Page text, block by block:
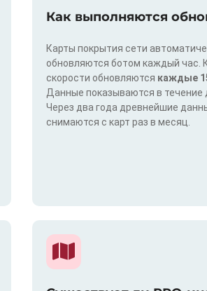
Как выполняются
Карты покрытия сети
обновляются ботом каждый час.
скорости обновляются каждые
Данные показываются в течение
Через два года древнейшие
снимаются с карт раз в месяц.